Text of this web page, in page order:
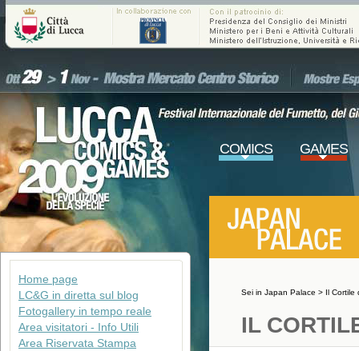
COMICS GAMES
Home page
LC&G in diretta sul blog
Fotogallery in tempo reale
Area visitatori - Info Utili
Area Riservata Stampa
Sei in Japan Palace > Il Cortile
IL